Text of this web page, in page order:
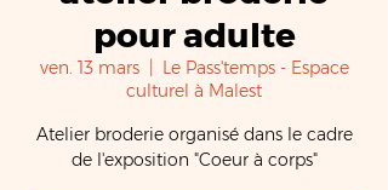
pour adulte
ven. 13 mars
  |
Le Pass'temps - Espace
culturel à Malest
Atelier broderie organisé dans le cadre
de l'exposition "Coeur à corps"